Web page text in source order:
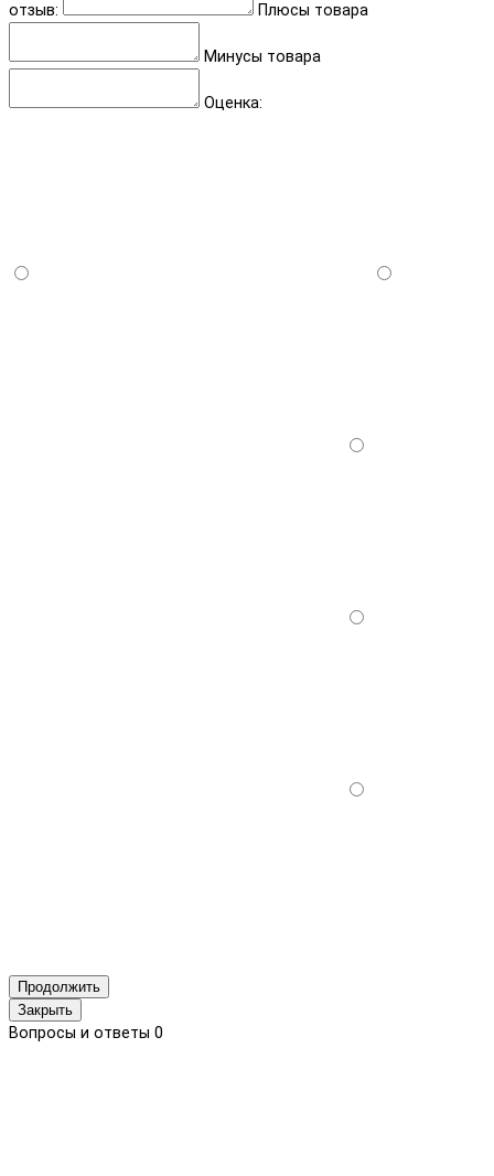
отзыв: Плюсы товара
Минусы товара
Оценка:
Продолжить
Закрыть
Вопросы и ответы 0